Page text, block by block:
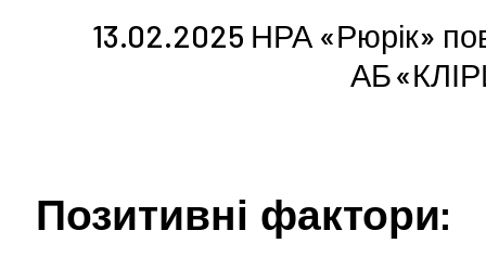
13.02.2025 НРА «Рюрік»
АБ
Позитивні фактори: